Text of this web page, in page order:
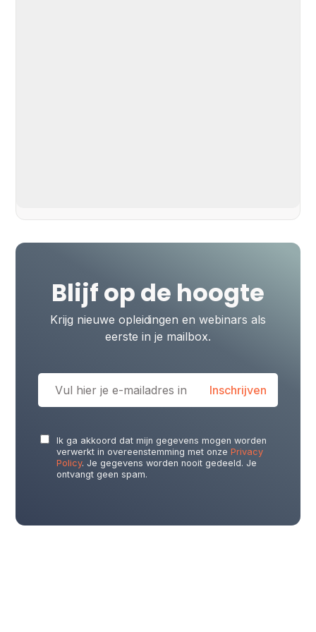
Blijf op de hoogte
Krijg nieuwe opleidingen en webinars als
eerste in je mailbox.
Ik ga akkoord dat mijn gegevens mogen worden
verwerkt in overeenstemming met onzePrivacy
Policy. Je gegevens worden nooit gedeeld. Je
ontvangt geen spam.